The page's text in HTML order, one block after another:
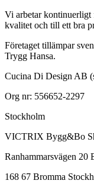
Vi arbetar kontinuerligt
kvalitet och till ett bra
Företaget tillämpar
Trygg Hansa.
Cucina Di Design AB
Org nr: 556652-2297
Stockholm
VICTRIX Bygg&Bo
Ranhammarsvägen 20
168 67 Bromma